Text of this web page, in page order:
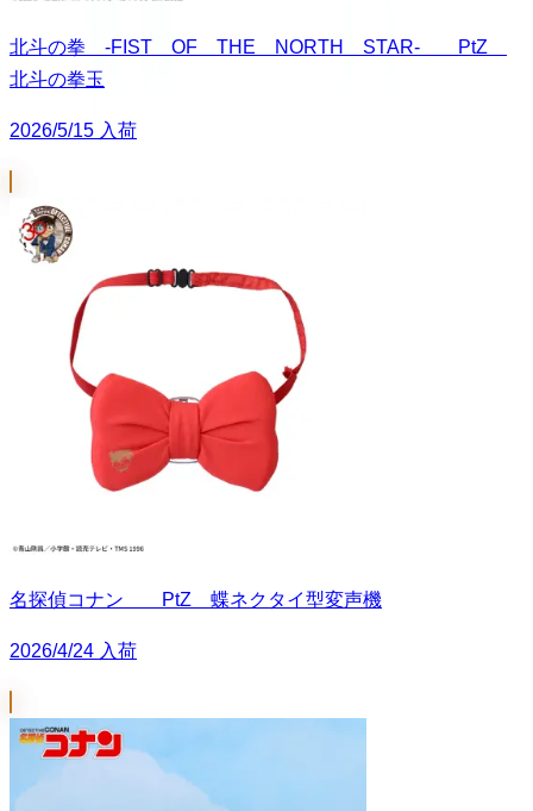
北斗の拳 -FIST OF THE NORTH STAR- PtZ
北斗の拳玉
2026/5/15 入荷
名探偵コナン PtZ 蝶ネクタイ型変声機
2026/4/24 入荷